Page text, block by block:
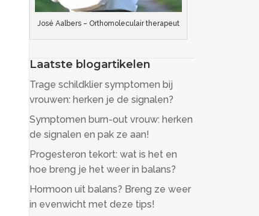
José Aalbers – Orthomoleculair therapeut
Laatste blogartikelen
Trage schildklier symptomen bij
vrouwen: herken je de signalen?
Symptomen burn-out vrouw: herken
de signalen en pak ze aan!
Progesteron tekort: wat is het en
hoe breng je het weer in balans?
Hormoon uit balans? Breng ze weer
in evenwicht met deze tips!